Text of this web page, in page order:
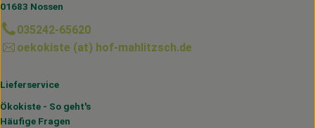
01683 Nossen
035242-65620
oekokiste (at) hof-mahlitzsch.de
Lieferservice
Ökokiste - So geht's
Häufige Fragen